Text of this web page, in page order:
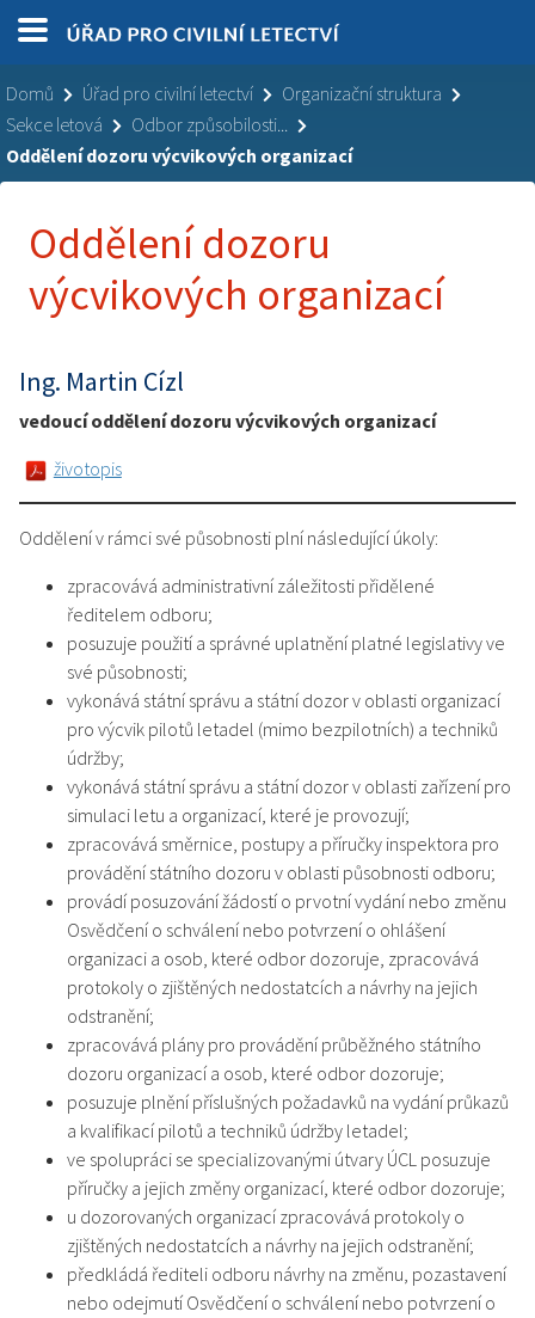
Domů Úřad pro civilní letectví
Organizační struktura
Sekce letová
Odbor způsobilosti...
Oddělení dozoru výcvikových organizací
Oddělení dozoru
výcvikových organizací
Ing. Martin Cízl
vedoucí oddělení dozoru výcvikových organizací
životopis
Oddělení v rámci své působnosti plní následující úkoly:
zpracovává administrativní záležitosti přidělené
ředitelem odboru;
posuzuje použití a správné uplatnění platné legislativy ve
své působnosti;
vykonává státní správu a státní dozor v oblasti organizací
pro výcvik pilotů letadel (mimo bezpilotních) a techniků
údržby;
vykonává státní správu a státní dozor v oblasti zařízení pro
simulaci letu a organizací, které je provozují;
zpracovává směrnice, postupy a příručky inspektora pro
provádění státního dozoru v oblasti působnosti odboru;
provádí posuzování žádostí o prvotní vydání nebo změnu
Osvědčení o schválení nebo potvrzení o ohlášení
organizaci a osob, které odbor dozoruje, zpracovává
protokoly o zjištěných nedostatcích a návrhy na jejich
odstranění;
zpracovává plány pro provádění průběžného státního
dozoru organizací a osob, které odbor dozoruje;
posuzuje plnění příslušných požadavků na vydání průkazů
a kvalifikací pilotů a techniků údržby letadel;
ve spolupráci se specializovanými útvary ÚCL posuzuje
příručky a jejich změny organizací, které odbor dozoruje;
u dozorovaných organizací zpracovává protokoly o
zjištěných nedostatcích a návrhy na jejich odstranění;
předkládá řediteli odboru návrhy na změnu, pozastavení
nebo odejmutí Osvědčení o schválení nebo potvrzení o